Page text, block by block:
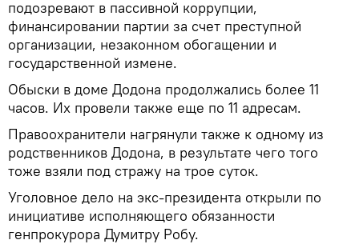
подозревают в пассивной коррупции,
финансировании партии за счет преступной
организации, незаконном обогащении и
государственной измене.
Обыски в доме Додона продолжались более 11
часов. Их провели также еще по 11 адресам.
Правоохранители нагрянули также к одному из
родственников Додона, в результате чего того
тоже взяли под стражу на трое суток.
Уголовное дело на экс-президента открыли по
инициативе исполняющего обязанности
генпрокурора Думитру Робу.